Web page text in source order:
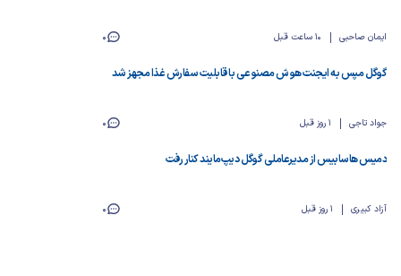
ایمان صاحبی 10 ساعت قبل 0
گوگل مپس به ایجنت هوش مصنوعی با قابلیت سفارش غذا مجهز شد
جواد تاجی 1 روز قبل 0
دمیس هاسابیس از مدیرعاملی گوگل دیپ‌مایند کنار رفت
آزاد کبیری 1 روز قبل 0